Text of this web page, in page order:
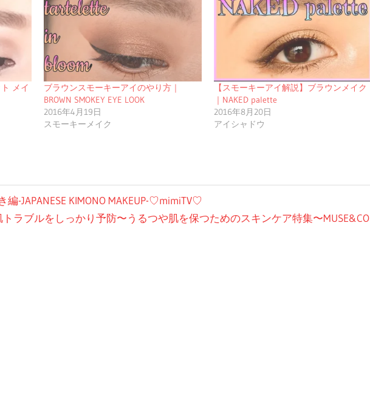
メイ
ブラウンスモーキーアイのやり方｜
BROWN SMOKEY EYE LOOK
2016年4月19日
スモーキーメイク
【スモーキーアイ解説】ブラウンメイク
｜NAKED palette
2016年8月20日
アイシャドウ
-JAPANESE KIMONO MAKEUP-♡mimiTV♡
トラブルをしっかり予防〜うるつや肌を保つためのスキンケア特集〜MUSE&CO